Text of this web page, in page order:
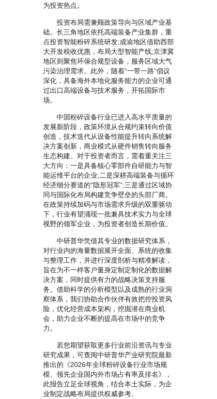
为投资热点。
投资布局需兼顾政策导向与区域产业基
础。长三角地区依托高端装备产业集群，重
点投资智能粉碎系统研发;成渝地区借助西部
大开发税收优惠，布局大型智能产线;京津冀
地区则聚焦环保合规型设备，服务区域大气
污染治理需求。此外，随着“一带一路”倡议
深化，具备海外本地化服务能力的企业可通
过出口高端设备与技术服务，开拓国际市
场。
中国粉碎设备行业已进入高水平质量的
发展新阶段，政策环境从合规约束转向价值
创造，技术迭代从设备性能提升转向系统解
决方案创新，商业模式从硬件销售转向服务
生态构建。对于投资者而言，需着重关注三
大方向：一是具备核心零部件自研能力与智
能运维平台的企业;二是深耕高端装备与循环
经济细分赛道的“隐形冠军”;三是通过区域协
同与国际化布局构建竞争壁垒的头部厂商。
在政策持续加码与市场需求升级的双重驱动
下，行业有望涌现一批兼具技术实力与全球
视野的领军企业，为投资者创造长期价值。
中研普华凭借其专业的数据研究体系，
对行业内的海量数据展开全面、系统的收集
与整理工作，并进行深度剖析与精准解读，
旨在为不一样客户量身定制定制化的数据解
决方案，同时提供有力的战略决策支持服
务。借助科学的分析模型以及成熟的行业洞
察体系，我们协助合作伙伴有效把控投资风
险，优化经营成本架构，挖掘潜在商业机
会，助力企业不断的提高在市场中的竞争
力。
若您期望获取更多行业前沿资讯与专业
研究成果，可查阅中研普华产业研究院最新
推出的《2026年全球粉碎设备行业市场规
模、领先企业国内外市场占有率及排名》，
此报告立足全球视角，结合本土实际，为企
业制定战略布局提供权威参考。